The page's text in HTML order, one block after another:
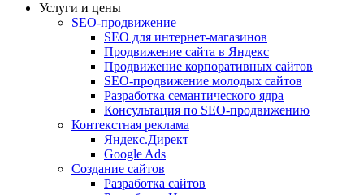
Услуги и цены
SEO-продвижение
SEO для интернет-магазинов
Продвижение сайта в Яндекс
Продвижение корпоративных сайтов
SEO-продвижение молодых сайтов
Разработка семантического ядра
Консультация по SEO-продвижению
Контекстная реклама
Яндекс.Директ
Google Ads
Создание сайтов
Разработка сайтов